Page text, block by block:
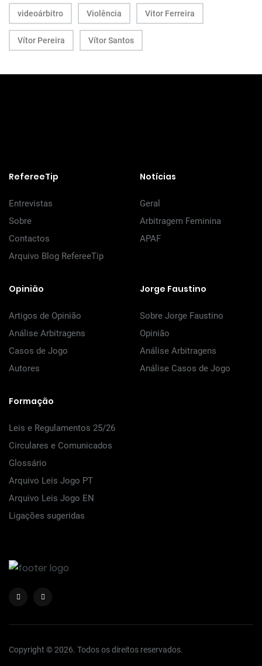
videoárbitro Violência Vitor Ferreira
Vítor Pereira Vítor Santos
RefereeTip
Entrevistas
Sobre
Contactos
Arquivo Blog RefereeTip
Notícias
Geral
Arbitragem Feminina
APAF
Opinião
Artigos de Opinião
Análise Arbitragens
Casos de Jogo
Autores
Jorge Faustino
Sobre Jorge Faustino
Opinião
Análise Arbitragens
Análise Casos de Jogo
Formação
Leis e Regulamentos 25/26
Circulares e Comunicados
Glossário
Arquivo Leis Jogo PT
Arquivo Leis Jogo EN
Ligações sugeridas
Copyright © 2026. Todos os direitos reservados.